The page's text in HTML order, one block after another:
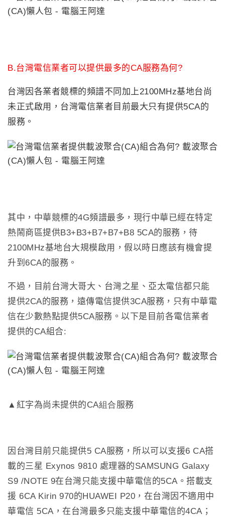
B.台灣電信業者可以提供最多的CA服務為何?
台灣因各業者競標的頻譜不同加上2100MHz基地台尚
未正式啟用，台灣電信業者目前最大只有提供5CA的
服務。
其中，中華競標的4G頻譜最多，現行中華已經在特定
熱鬧商區提供B3+B3+B7+B7+B8 5CA的服務，待
2100MHz基地台大規模啟用，假以時日應該有機會提
升到 6CA的服務。
不過，目前台灣大哥大、台灣之星、亞太電信都只能
提供2CA的服務，遠傳電信提供3CA服務，只有中華電
信在少數熱點提供5CA服務。 以下是目前各電信業者
提供的CA組合:
▲紅字為尚未提供的CA組合服務
因台灣目前只能提供5 CA服務，所以可以支援6 CA搭
載的三星 Exynos 9810 處理器的SAMSUNG Galaxy
S9 /NOTE 9在台灣只能支援中華電信的5CA 。搭載支
援 6CA Kirin 970的 HUAWEI P20 ，在台灣因不適用中
華電信 5CA ，在台灣最多只能支援中華電信的4CA ；